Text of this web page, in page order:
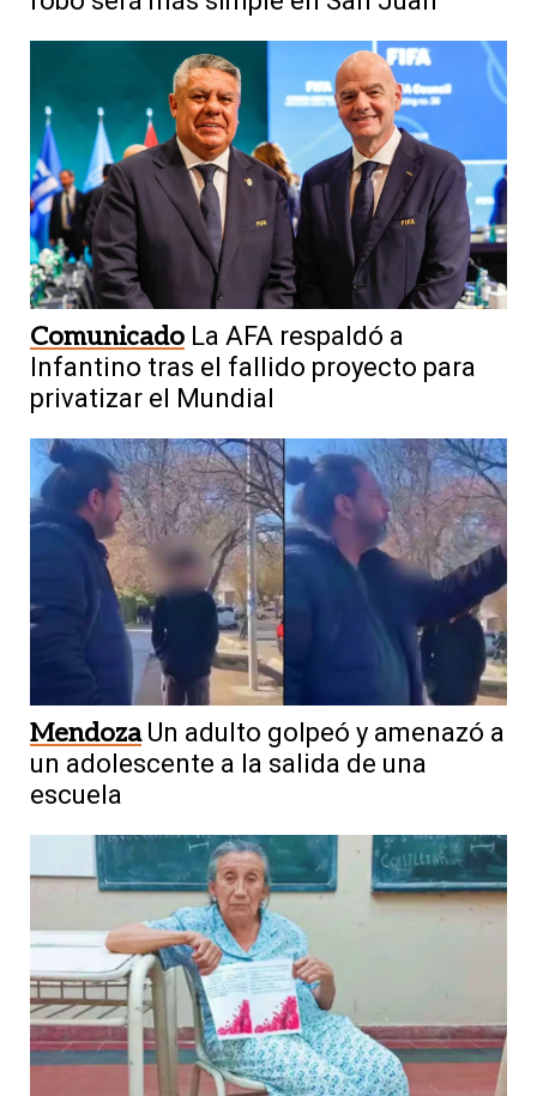
Comunicado La AFA respaldó a
Infantino tras el fallido proyecto para
privatizar el Mundial
Mendoza Un adulto golpeó y amenazó a
un adolescente a la salida de una
escuela